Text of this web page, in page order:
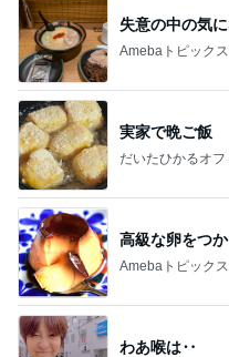
失意の中の気
Amebaトピックス
実家で晩ご飯
だいたひかるオフ
高級な卵をつ
Amebaトピックス
わあ喉は‥